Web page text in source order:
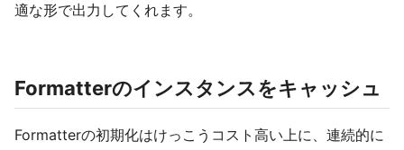
適な形で出力してくれます。
Formatterのインスタンスをキャッシュ
Formatterの初期化はけっこうコスト高い上に、連続的に